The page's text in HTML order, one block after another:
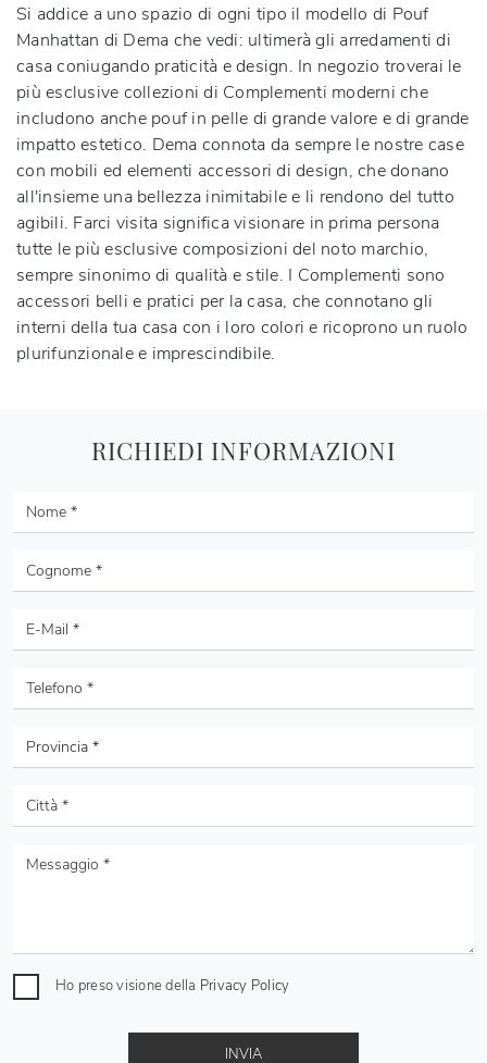
Si addice a uno spazio di ogni tipo il modello di Pouf
Manhattan di Dema che vedi: ultimerà gli arredamenti di
casa coniugando praticità e design. In negozio troverai le
più esclusive collezioni di Complementi moderni che
includono anche pouf in pelle di grande valore e di grande
impatto estetico. Dema connota da sempre le nostre case
con mobili ed elementi accessori di design, che donano
all'insieme una bellezza inimitabile e li rendono del tutto
agibili. Farci visita significa visionare in prima persona
tutte le più esclusive composizioni del noto marchio,
sempre sinonimo di qualità e stile. I Complementi sono
accessori belli e pratici per la casa, che connotano gli
interni della tua casa con i loro colori e ricoprono un ruolo
plurifunzionale e imprescindibile.
RICHIEDI INFORMAZIONI
Ho preso visione della Privacy Policy
INVIA